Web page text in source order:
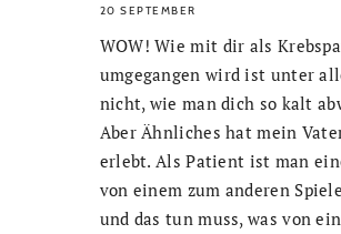
20 SEPTEMBER
WOW! Wie mit dir als
umgegangen wird ist unter
nicht, wie man dich so kalt
Aber Ähnliches hat mein
erlebt. Als Patient ist man
von einem zum anderen
und das tun muss, was von